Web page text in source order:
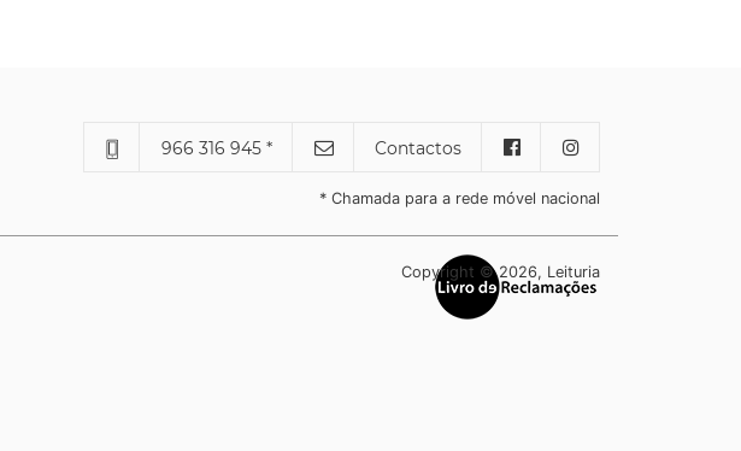
966 316 945 * Contactos
* Chamada para a rede móvel nacional
Copyright © 2026, Leituria